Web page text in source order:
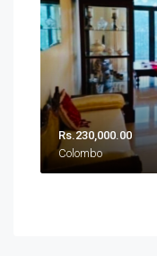
Rs.230,000.00
Colombo